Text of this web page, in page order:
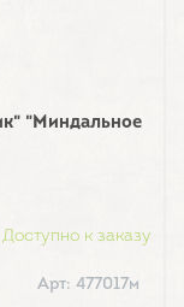
"Миндальное
Доступно к заказу
Арт: 477017м